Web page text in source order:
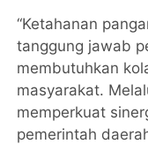
“Ketahanan
tanggung jawab
membutuhkan
masyarakat.
memperkuat
pemerintah